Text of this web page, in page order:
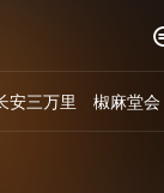
安三万里 椒麻堂会